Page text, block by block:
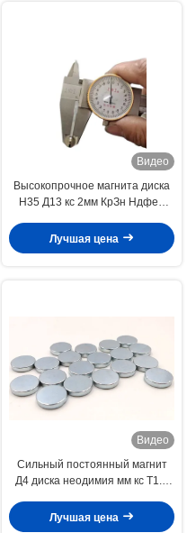
Видео
Высокопрочное магнита диска
Н35 Д13 кс 2мм КрЗн Ндфеб
трубке
Лучшая цена
Видео
Сильный постоянный магнит
Д4 диска неодимия мм кс Т1.5
Лучшая цена